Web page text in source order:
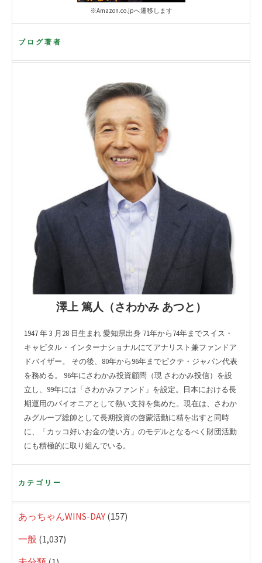
※Amazon.co.jpへ遷移します
ブログ著者
澤上 篤人（さわかみ あつと）
1947 年 3 月28 日生まれ 愛知県出身 71年から74年までスイス・
キャピタル・インターナショナルにてアナリスト兼ファンドア
ドバイザー。 その後、80年から96年までピクテ・ジャパン代表
を務める。 96年にさわかみ投資顧問（現 さわかみ投信）を設
立し、99年には「さわかみファンド」を設定。日本における長
期運用のパイオニアとして熱い支持を集めた。現在は、さわか
みグループ総帥として長期投資の啓蒙活動に精を出すと同時
に、「カッコ好いお金の使い方」のモデルとなるべく財団活動
にも積極的に取り組んでいる。
カテゴリー
あっちゃんWINS-DAY (157)
一般 (1,037)